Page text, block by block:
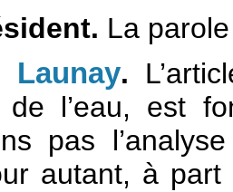
La
Launay.
de l’eau, est
pas
autant, à part